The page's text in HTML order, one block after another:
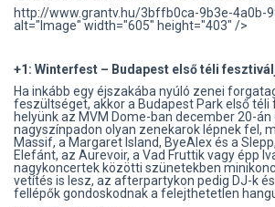
http://www.grantv.hu/3bffb0ca-9b3e-4a0b-
alt="Image" width="605" height="403" />
+1: Winterfest – Budapest első téli
Ha inkább egy éjszakába nyúló zenei
feszültséget, akkor a Budapest Park első téli
helyünk az MVM Dome-ban december 20-án
nagyszínpadon olyan zenekarok lépnek fel,
Massif, a Margaret Island, ByeAlex és a
Elefánt, az Aurevoir, a Vad Fruttik vagy épp
nagykoncertek közötti szünetekben
vetítés is lesz, az afterpartykon pedig DJ-k
fellépők gondoskodnak a felejthetetlen